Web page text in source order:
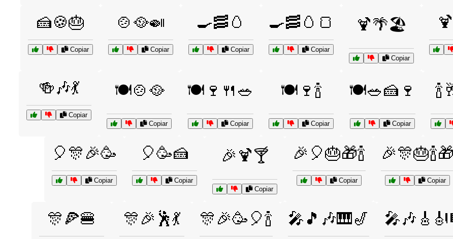
🍰🍪🎂
Copiar
🍲🥘🍛
Copiar
🍳🥓🥚
Copiar
🍳🥓🥚🍞
Copiar
🍹🌴🏖️
Copiar
🍻🎶💃
Copiar
🍽️🍲🥘
Copiar
🍽️🍷🍴🥗
Copiar
🍽️🍷🍾
Copiar
🍽️🥗🍰🍷
Copiar
🎈🎊🎉🥳
Copiar
🎈🥳🍰
Copiar
🎉🍹🍸
Copiar
🎉🎈🎂🎁🍾
Copiar
🎉🎊🎂🍾🎁
Copiar
🎊🍕🍔 🎊🎉🕺💃 🎊🎉🥳🎈🍾 🎤🎵🎶🎹🎷